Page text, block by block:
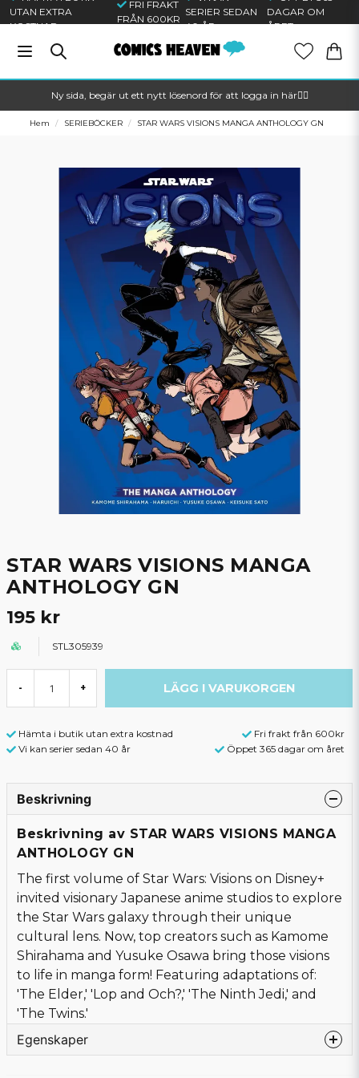
UTAN EXTRA
KOSTNAD
FRI FRAKT
FRÅN 600KR
SERIER SEDAN
40 ÅR
DAGAR OM
ÅRET
Ny sida, begär ut ett nytt lösenord för att logga in här🦸‍♂️
Hem SERIEBÖCKER STAR WARS VISIONS MANGA ANTHOLOGY GN
STAR WARS VISIONS MANGA
ANTHOLOGY GN
195 kr
STL305939
- + LÄGG I VARUKORGEN
Hämta i butik utan extra kostnad
Fri frakt från 600kr
Vi kan serier sedan 40 år
Öppet 365 dagar om året
Beskrivning
Beskrivning av STAR WARS VISIONS MANGA
ANTHOLOGY GN
The first volume of Star Wars: Visions on Disney+
invited visionary Japanese anime studios to explore
the Star Wars galaxy through their unique
cultural lens. Now, top creators such as Kamome
Shirahama and Yusuke Osawa bring those visions
to life in manga form! Featuring adaptations of:
'The Elder,' 'Lop and Och?,' 'The Ninth Jedi,' and
'The Twins.'
Egenskaper